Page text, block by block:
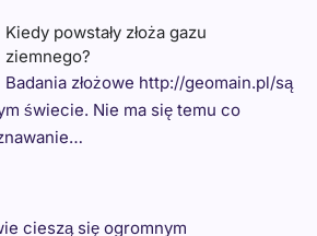
Kiedy powstały złoża gazu
ziemnego?
Badania złożowe http://geomain.pl/są
świecie. Nie ma się temu co
cieszą się ogromnym